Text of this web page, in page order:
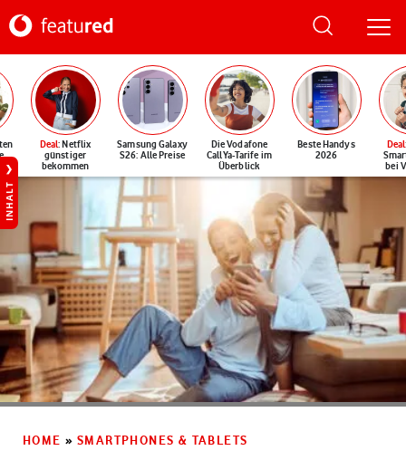
Deal: Netflix
günstiger
bekommen
Samsung Galaxy
S26: Alle Preise
Die Vodafone
CallYa-Tarife im
Überblick
Beste Handys
2026
Deal
bei
INHALT
HOME » SMARTPHONES & TABLETS